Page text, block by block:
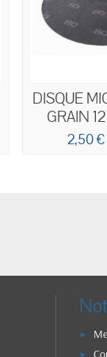
DISQUE
GRAIN
2,50 €